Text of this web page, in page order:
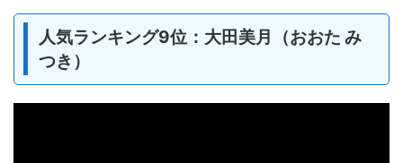
人気ランキング9位：大田美月（おおた み
つき）